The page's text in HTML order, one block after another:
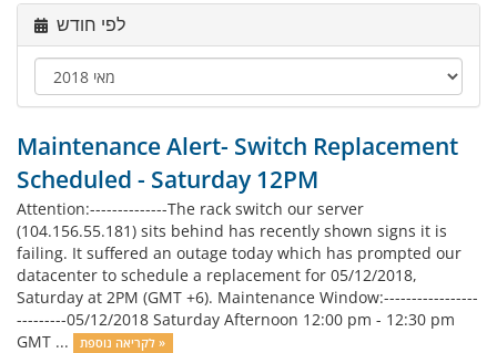
לפי חודש
Maintenance Alert- Switch Replacement
Scheduled - Saturday 12PM
Attention:--------------The rack switch our server
(104.156.55.181) sits behind has recently shown signs it is
failing. It suffered an outage today which has prompted our
datacenter to schedule a replacement for 05/12/2018,
Saturday at 2PM (GMT +6). Maintenance Window:-----------------
---------05/12/2018 Saturday Afternoon 12:00 pm - 12:30 pm
GMT ...
לקריאה נוספת »